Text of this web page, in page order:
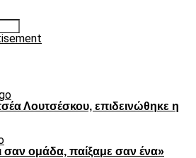
Λουτσέσκου, επιδεινώθηκε η
σαν ομάδα, παίξαμε σαν ένα»